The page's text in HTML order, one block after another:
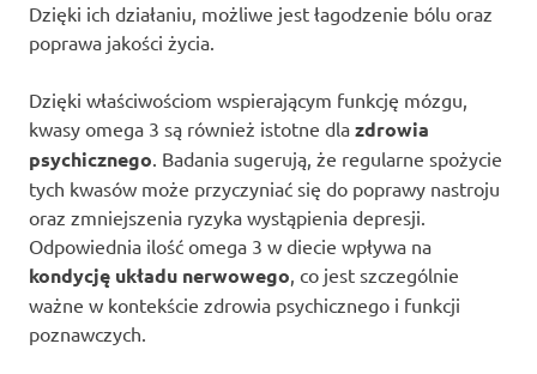
Dzięki ich działaniu, możliwe jest łagodzenie bólu oraz
poprawa jakości życia.
Dzięki właściwościom wspierającym funkcję mózgu,
kwasy omega 3 są również istotne dla zdrowia
psychicznego. Badania sugerują, że regularne spożycie
tych kwasów może przyczyniać się do poprawy nastroju
oraz zmniejszenia ryzyka wystąpienia depresji.
Odpowiednia ilość omega 3 w diecie wpływa na
kondycję układu nerwowego, co jest szczególnie
ważne w kontekście zdrowia psychicznego i funkcji
poznawczych.